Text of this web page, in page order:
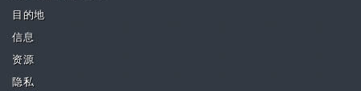
目的地
信息
资源
隐私